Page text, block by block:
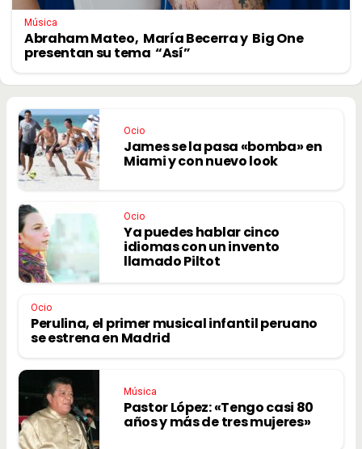
Música
Abraham Mateo, María Becerra y Big One
presentan su tema “Así”
Ocio
James se la pasa «bomba» en
Miami y con nuevo look
Ocio
Ya puedes hablar cinco
idiomas con un invento
llamado Piltot
Ocio
Perulina, el primer musical infantil peruano
se estrena en Madrid
Música
Pastor López: «Tengo casi 80
años y más de tres mujeres»